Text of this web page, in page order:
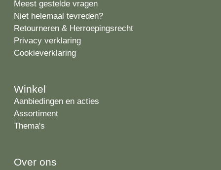
Meest gestelde vragen
Niet helemaal tevreden?
Retourneren & Herroepingsrecht
Privacy verklaring
Cookieverklaring
Winkel
Aanbiedingen en acties
Assortiment
Thema's
Over ons